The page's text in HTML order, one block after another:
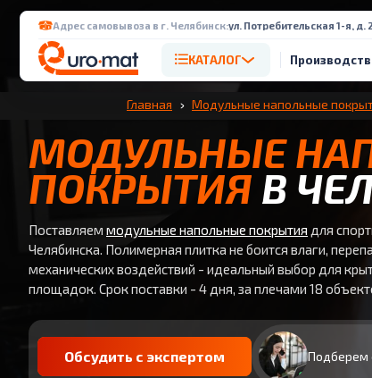
Адрес самовывоза в г. Челябинск:ул. Потребительская 1-я, д.
КАТАЛОГ
Главная Модульные напольные
МОДУЛЬНЫЕ
ПОКРЫТИЯ В
Поставляем модульные напольные покрытия для
Челябинска. Полимерная плитка не боится влаги,
механических воздействий - идеальный выбор для
площадок. Срок поставки - 4 дня, за плечами 18
Обсудить с экспертом Подберем